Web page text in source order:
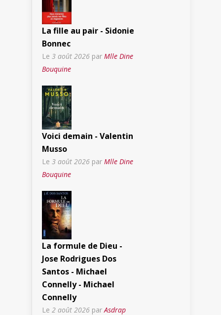
La fille au pair - Sidonie
Bonnec
Le 3 août 2026 par Mlle Dine
Bouquine
Voici demain - Valentin
Musso
Le 3 août 2026 par Mlle Dine
Bouquine
La formule de Dieu -
Jose Rodrigues Dos
Santos - Michael
Connelly - Michael
Connelly
Le 2 août 2026 parAsdrap